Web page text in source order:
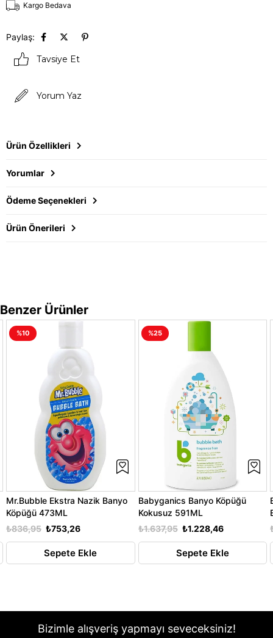
Kargo Bedava
Paylaş:
Tavsiye Et
Yorum Yaz
Ürün Özellikleri
Yorumlar
Ödeme Seçenekleri
Ürün Önerileri
Benzer Ürünler
Mr.Bubble Ekstra Nazik Banyo
Köpüğü 473ML
₺753,26
₺836,95
Sepete Ekle
%10
Babyganics Banyo Köpüğü
Kokusuz 591ML
₺1.228,46
₺1.637,95
Sepete Ekle
%25
Bizimle alışveriş yapmayı seveceksiniz!